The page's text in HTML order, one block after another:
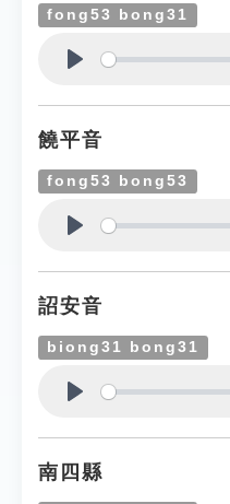
fong53 bong31
饒平音
fong53 bong53
詔安音
biong31 bong31
南四縣